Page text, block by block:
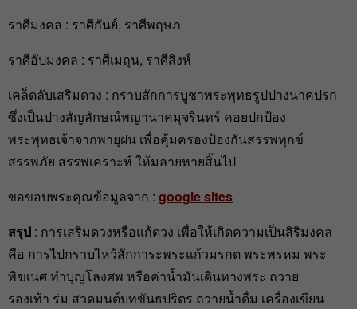
ราศีมงคล : ราศีกันย์, ราศีพฤษภ
ราศีอัปมงคล : ราศีเมถุน, ราศีสิงห์
เคล็ดลับเสริมดวง : กราบสักการบูชาพระพุทธรูปปางนาคปรก
ซึ่งเป็นปางสัญลักษณ์พญานาคมุจรินทร์ คอยปกป้อง
พระพุทธเจ้าจากพายุฝน เพื่อคุ้มครองป้องกันสรรพทุกข์
สรรพภัย สรรพเคราะห์ ให้มลายหายสิ้นไป
ขอขอบพระคุณข้อมูลจาก : google sites
สรุป : การเสริมดวงหรือแก้ดวง เพื่อให้เกิดความเป็นสิริมงคล
คือ การไปกราบไหว้สักการะพระแก้วมรกต พระพรหม พระ
พิฆเนศ ทำบุญโลงศพ หรือค่าน้ำมันเดินทางพระ ถวาย
รองเท้า ร่ม สวดมนต์บทขันธปริตร ถวายน้ำดื่ม เครื่องเขียน